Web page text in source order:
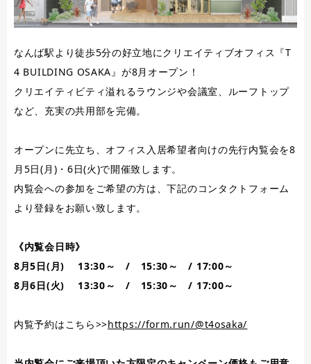
なんば駅より徒歩5分の好立地にクリエイティブオフィス『T
4 BUILDING OSAKA』が8月オープン！
クリエイティビティ溢れるラウンジや会議室、ルーフトップ
など、充実の共用部を完備。
オープンに先立ち、オフィス入居希望者向けの先行内覧会を8
月5日(月)・6日(火)で開催致します。
内覧会への参加をご希望の方は、下記のコンタクトフォーム
より登録をお願い致します。
《内覧会日時》
8月5日(月) 13:30～ / 15:30～ / 17:00～
8月6日(火) 13:30～ / 15:30～ / 17:00～
内覧予約はこちら>>https://form.run/@t4osaka/